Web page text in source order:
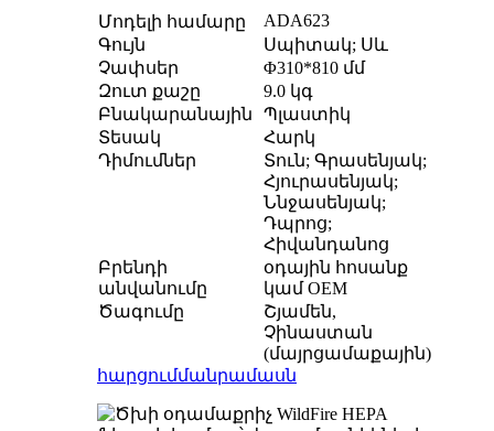
Մոդելի համարը
ADA623
Գույն
Սպիտակ; Սև
Չափսեր
Φ310*810 մմ
Զուտ քաշը
9.0 կգ
Բնակարանային
Պլաստիկ
Տեսակ
Հարկ
Դիմումներ
Տուն; Գրասենյակ;
Հյուրասենյակ;
Ննջասենյակ;
Դպրոց;
Հիվանդանոց
Բրենդի
անվանումը
օդային հոսանք
կամ OEM
Ծագումը
Շյամեն,
Չինաստան
(մայրցամաքային)
հարցումմանրամասն